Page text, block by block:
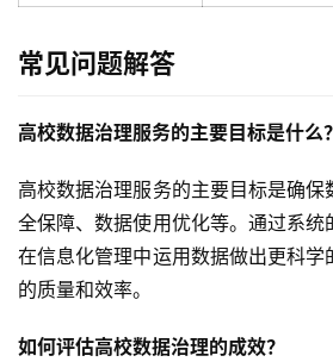
常见问题解答
高校数据治理服务的主要目标是什么？
高校数据治理服务的主要目标是确保
全保障、数据使用优化等。通过系
在信息化管理中运用数据做出更科
的质量和效率。
如何评估高校数据治理的成效？